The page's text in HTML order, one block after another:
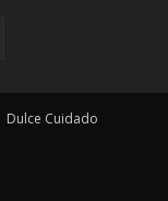
Dulce Cuidado